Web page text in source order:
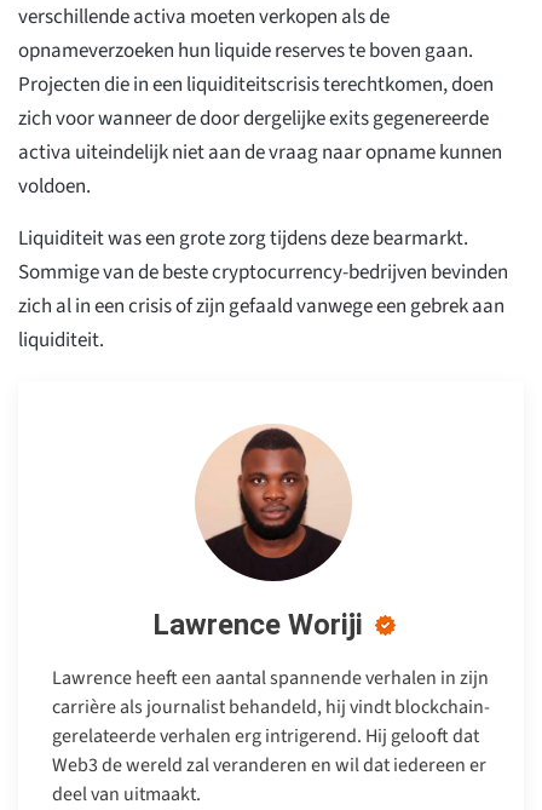
verschillende activa moeten verkopen als de
opnameverzoeken hun liquide reserves te boven gaan.
Projecten die in een liquiditeitscrisis terechtkomen, doen
zich voor wanneer de door dergelijke exits gegenereerde
activa uiteindelijk niet aan de vraag naar opname kunnen
voldoen.
Liquiditeit was een grote zorg tijdens deze bearmarkt.
Sommige van de beste cryptocurrency-bedrijven bevinden
zich al in een crisis of zijn gefaald vanwege een gebrek aan
liquiditeit.
Lawrence Woriji
Lawrence heeft een aantal spannende verhalen in zijn
carrière als journalist behandeld, hij vindt blockchain-
gerelateerde verhalen erg intrigerend. Hij gelooft dat
Web3 de wereld zal veranderen en wil dat iedereen er
deel van uitmaakt.